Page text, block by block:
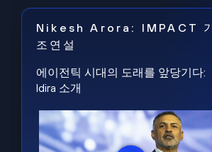
Nikesh Arora: IMPACT 기
조연설
에이전틱 시대의 도래를 앞당기다:
Idira 소개